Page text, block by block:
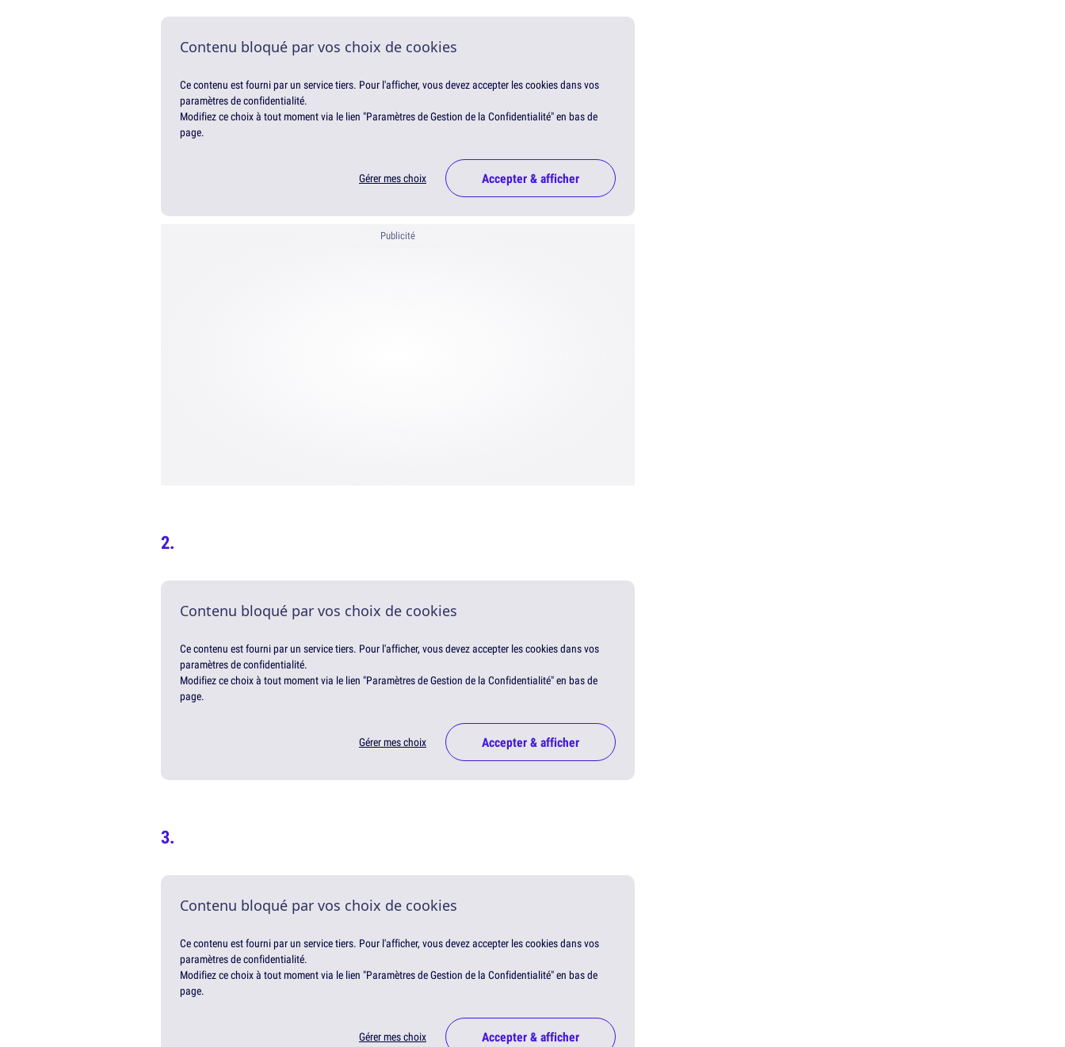
Contenu bloqué par vos choix de cookies
Ce contenu est fourni par un service tiers. Pour l'afficher, vous devez accepter les cookies dans vos
paramètres de confidentialité.
Modifiez ce choix à tout moment via le lien "Paramètres de Gestion de la Confidentialité" en bas de
page.
Gérer mes choix Accepter & afficher
Publicité
Contenu bloqué par vos choix de cookies
Ce contenu est fourni par un service tiers. Pour l'afficher, vous devez accepter les cookies dans vos
paramètres de confidentialité.
Modifiez ce choix à tout moment via le lien "Paramètres de Gestion de la Confidentialité" en bas de
page.
Gérer mes choix Accepter & afficher
Contenu bloqué par vos choix de cookies
Ce contenu est fourni par un service tiers. Pour l'afficher, vous devez accepter les cookies dans vos
paramètres de confidentialité.
Modifiez ce choix à tout moment via le lien "Paramètres de Gestion de la Confidentialité" en bas de
page.
Gérer mes choix Accepter & afficher